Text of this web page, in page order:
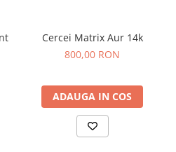
Cercei Matrix Aur 14k
800,00 RON
ADAUGA IN COS